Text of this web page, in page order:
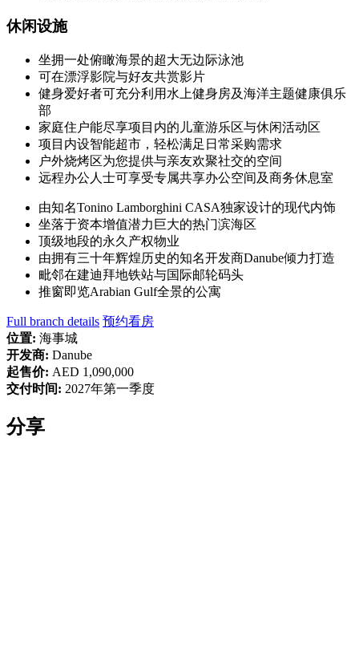
休闲设施
坐拥一处俯瞰海景的超大无边际泳池
可在漂浮影院与好友共赏影片
健身爱好者可充分利用水上健身房及海洋主题健康俱乐
部
家庭住户能尽享项目内的儿童游乐区与休闲活动区
项目内设智能超市，轻松满足日常采购需求
户外烧烤区为您提供与亲友欢聚社交的空间
远程办公人士可享受专属共享办公空间及商务休息室
由知名Tonino Lamborghini CASA独家设计的现代内饰
坐落于资本增值潜力巨大的热门滨海区
顶级地段的永久产权物业
由拥有三十年辉煌历史的知名开发商Danube倾力打造
毗邻在建迪拜地铁站与国际邮轮码头
推窗即览Arabian Gulf全景的公寓
Full branch details 预约看房
位置: 海事城
开发商: Danube
起售价: AED 1,090,000
交付时间: 2027年第一季度
分享